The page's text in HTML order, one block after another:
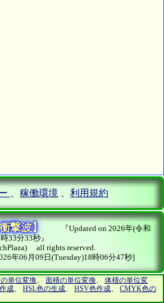
稼働環境 利用規約
撃波】
『Updated on 2026年(令和
33分33秒』
all rights reserved.
年06月09日(Tuesday)18時06分47秒]
の単位変換、 面積の単位変換、 体積の単位変
成、 HSL色の生成、 HSV色作成、 CMYK色の